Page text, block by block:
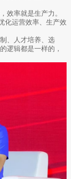
效率就是生产力。
化运营效率、生产效
、人才培养、选
逻辑都是一样的，